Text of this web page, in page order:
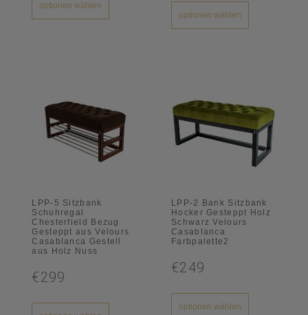
optionen wählen
optionen wählen
LPP-5 Sitzbank
Schuhregal
Chesterfield Bezug
Gesteppt aus Velours
Casablanca Gestell
aus Holz Nuss
€299
LPP-2 Bank Sitzbank
Hocker Gesteppt Holz
Schwarz Velours
Casablanca
Farbpalette2
€249
optionen wählen